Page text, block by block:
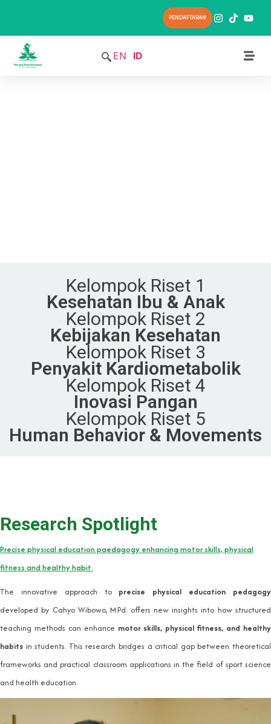
PENDAFTARAN
EN ID
Kelompok Riset 1
Kesehatan Ibu & Anak
Kelompok Riset 2
Kebijakan Kesehatan
Kelompok Riset 3
Penyakit Kardiometabolik
Kelompok Riset 4
Inovasi Pangan
Kelompok Riset 5
Human Behavior & Movements
Research Spotlight
Precise physical education paedagogy enhancing motor skills, physical
fitness and healthy habit
The innovative approach to precise physical education pedagogy
developed by Cahyo Wibowo, M.Pd. offers new insights into how structured
teaching methods can enhance motor skills, physical fitness, and healthy
habits in students. This research bridges a critical gap between theoretical
frameworks and practical classroom applications in the field of sport science
and health education.